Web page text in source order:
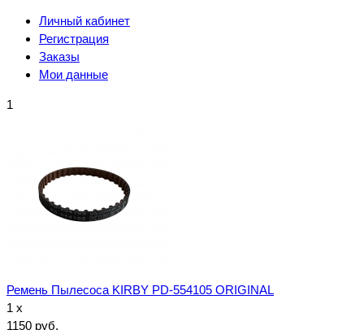
Личный кабинет
Регистрация
Заказы
Мои данные
1
Ремень Пылесоса KIRBY PD-554105 ORIGINAL
1 x
1150 руб.